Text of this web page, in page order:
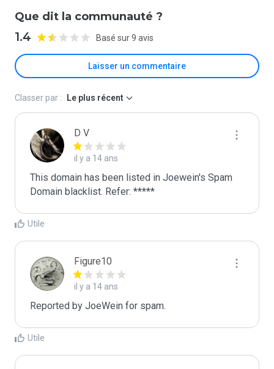
Que dit la communauté ?
1.4 Basé sur 9 avis
Laisser un commentaire
Classer par : Le plus récent
D V
il y a 14 ans
This domain has been listed in Joewein's Spam
Domain blacklist. Refer: *****
Utile
Figure10
il y a 14 ans
Reported by JoeWein for spam.
Utile